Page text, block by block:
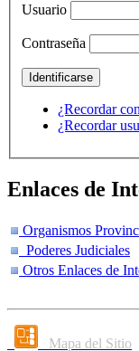
Usuario
Contraseña
¿Recordar
¿Recordar
Enlaces de
Organismos
Poderes Judiciales
Otros Enlaces de
Mapa del Sitio